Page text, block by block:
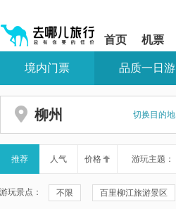
shift+enter
网
导
盲
导
您
站
区,
本
有
首页 机票
您
站
区
境内门票 品质一日游
柳州 切换目的地
推荐 人气 价格 游玩主题：
游玩景点： 不限 百里柳江旅游景区